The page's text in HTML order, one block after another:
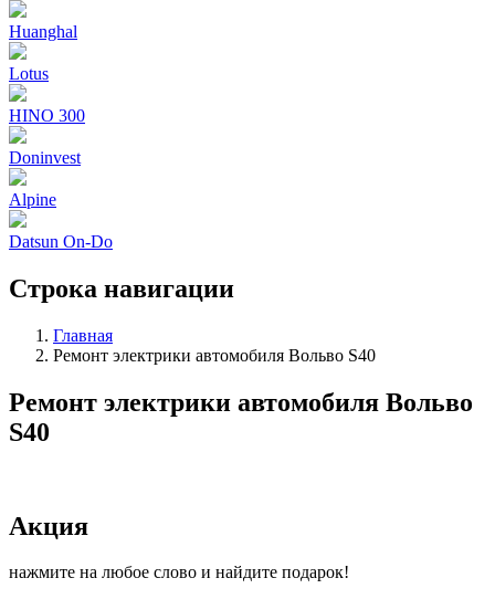
Huanghal
Lotus
HINO 300
Doninvest
Alpine
Datsun On-Do
Строка навигации
Главная
Ремонт электрики автомобиля Вольво S40
Ремонт электрики автомобиля Вольво
S40
Акция
нажмите на любое слово и найдите подарок!